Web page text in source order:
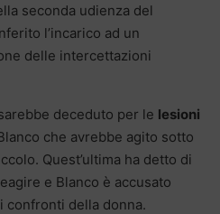
seconda udienza del
l’incarico ad un
delle intercettazioni
deceduto per le lesioni
che avrebbe agito sotto
Quest’ultima ha detto di
e Blanco è accusato
confronti della donna.